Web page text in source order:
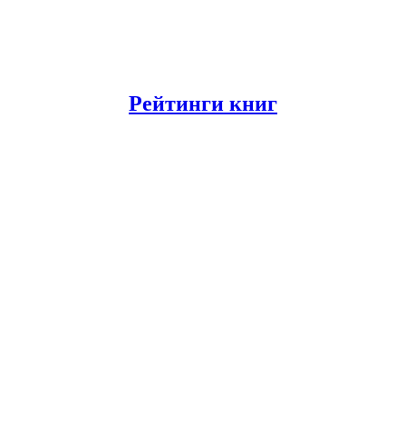
Рейтинги книг